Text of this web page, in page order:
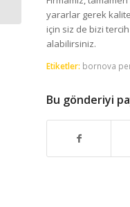
yararlar gerek
için siz de bizi
alabilirsiniz.
Etiketler: bornova
Bu gönderiyi